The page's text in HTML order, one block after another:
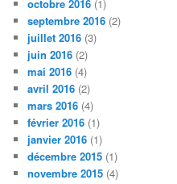
octobre 2016 (1)
septembre 2016 (2)
juillet 2016 (3)
juin 2016 (2)
mai 2016 (4)
avril 2016 (2)
mars 2016 (4)
février 2016 (1)
janvier 2016 (1)
décembre 2015 (1)
novembre 2015 (4)